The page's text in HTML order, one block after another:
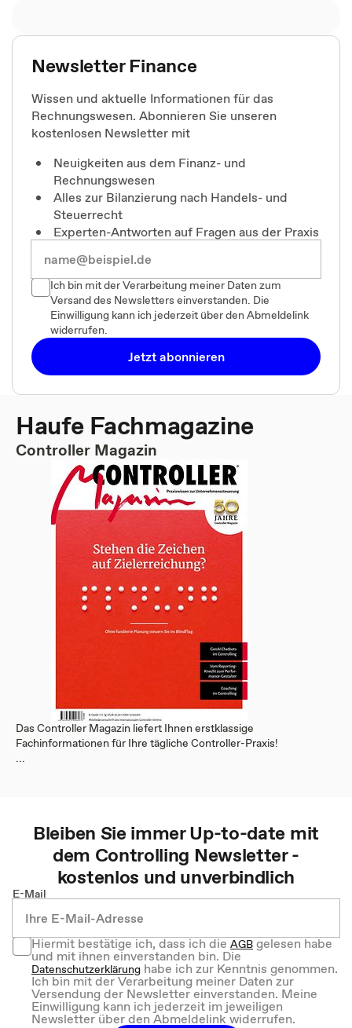
Newsletter Finance
Wissen und aktuelle Informationen für das
Rechnungswesen. Abonnieren Sie unseren
kostenlosen Newsletter mit
Neuigkeiten aus dem Finanz- und
Rechnungswesen
Alles zur Bilanzierung nach Handels- und
Steuerrecht
Experten-Antworten auf Fragen aus der Praxis
Ich bin mit der Verarbeitung meiner Daten zum
Versand des Newsletters einverstanden. Die
Einwilligung kann ich jederzeit über den Abmeldelink
widerrufen.
Jetzt abonnieren
Haufe Fachmagazine
Controller Magazin
Das Controller Magazin liefert Ihnen erstklassige
Fachinformationen für Ihre tägliche Controller-Praxis!
...
Bleiben Sie immer Up-to-date mit
dem Controlling Newsletter -
kostenlos und unverbindlich
E-Mail
Hiermit bestätige ich, dass ich dieAGBgelesen habe
und mit ihnen einverstanden bin. Die
Datenschutzerklärung habe ich zur Kenntnis genommen.
Ich bin mit der Verarbeitung meiner Daten zur
Versendung der Newsletter einverstanden. Meine
Einwilligung kann ich jederzeit im jeweiligen
Newsletter über den Abmeldelink widerrufen.